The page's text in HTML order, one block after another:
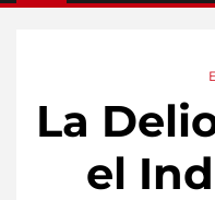
La
el